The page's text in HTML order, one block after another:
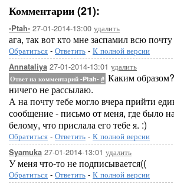
Комментарии (21):
-Ptah- 27-01-2014-13:00 удалить
ага, так вот кто мне заспамил всю
Обратиться - Ответить - К полной версии
Annataliya 27-01-2014-13:01 удалить
Ответ на комментарий -Ptah- # Каким
ничего не рассылаю.
А на почту тебе могло вчера прийти
сообщение - письмо от меня, где было
белому, что прислала его тебе я. :)
Обратиться - Ответить - К полной версии
Syamuka 27-01-2014-13:01 удалить
У меня что-то не подписывается((
Обратиться - Ответить - К полной версии